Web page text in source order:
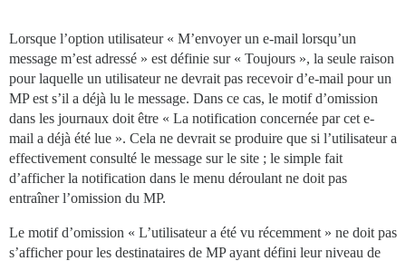
Lorsque l’option utilisateur « M’envoyer un e-mail lorsqu’un
message m’est adressé » est définie sur « Toujours », la seule raison
pour laquelle un utilisateur ne devrait pas recevoir d’e-mail pour un
MP est s’il a déjà lu le message. Dans ce cas, le motif d’omission
dans les journaux doit être « La notification concernée par cet e-
mail a déjà été lue ». Cela ne devrait se produire que si l’utilisateur a
effectivement consulté le message sur le site ; le simple fait
d’afficher la notification dans le menu déroulant ne doit pas
entraîner l’omission du MP.
Le motif d’omission « L’utilisateur a été vu récemment » ne doit pas
s’afficher pour les destinataires de MP ayant défini leur niveau de